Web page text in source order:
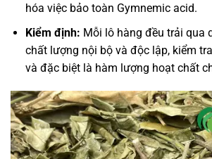
hóa việc bảo toàn Gymnemic acid.
Kiểm định: Mỗi lô hàng đều trải qua
chất lượng nội bộ và độc lập, kiểm
và đặc biệt là hàm lượng hoạt chất